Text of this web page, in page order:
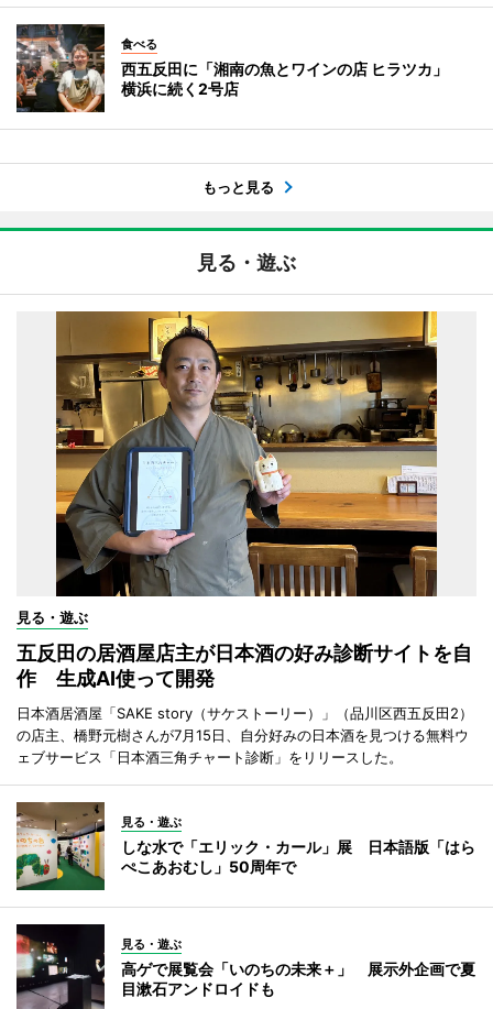
食べる
西五反田に「湘南の魚とワインの店 ヒラツカ」
横浜に続く2号店
もっと見る
見る・遊ぶ
見る・遊ぶ
五反田の居酒屋店主が日本酒の好み診断サイトを自
作 生成AI使って開発
日本酒居酒屋「SAKE story（サケストーリー）」（品川区西五反田2）
の店主、橋野元樹さんが7月15日、自分好みの日本酒を見つける無料ウ
ェブサービス「日本酒三角チャート診断」をリリースした。
見る・遊ぶ
しな水で「エリック・カール」展 日本語版「はら
ぺこあおむし」50周年で
見る・遊ぶ
高ゲで展覧会「いのちの未来＋」 展示外企画で夏
目漱石アンドロイドも